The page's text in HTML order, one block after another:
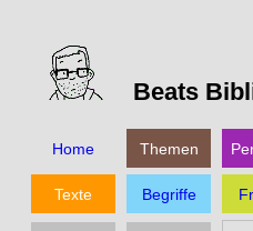
Beats
Home Themen
Texte Begriffe